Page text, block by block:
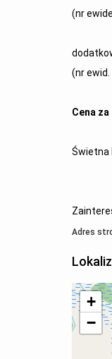
(nr
(nr
Cena za
Świetna
Adres
+
−